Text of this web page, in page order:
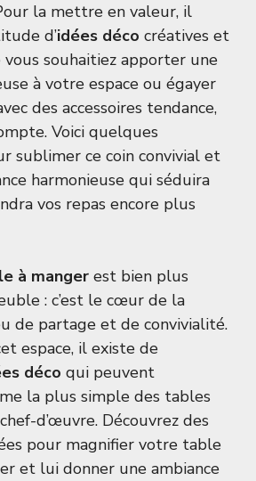
la mettre en valeur, il
d’idées déco créatives et
vous souhaitiez apporter une
à votre espace ou égayer
des accessoires tendance,
Voici quelques
sublimer ce coin convivial et
harmonieuse qui séduira
vos repas encore plus
à manger est bien plus
: c’est le cœur de la
de partage et de convivialité.
espace, il existe de
déco qui peuvent
la plus simple des tables
d’œuvre. Découvrez des
pour magnifier votre table
et lui donner une ambiance